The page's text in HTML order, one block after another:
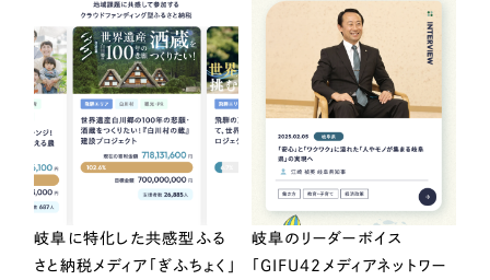
岐阜に特化した共感型ふる
さと納税メディア「ぎふちょく」
岐阜のリーダーボイス
「GIFU42メディアネットワー